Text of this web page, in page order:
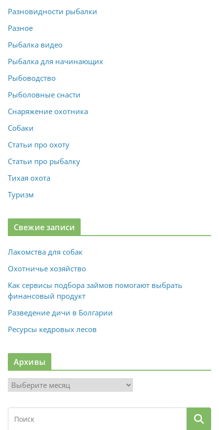
Разновидности рыбалки
Разное
Рыбалка видео
Рыбалка для начинающих
Рыбоводство
Рыболовные снасти
Снаряжение охотника
Собаки
Статьи про охоту
Статьи про рыбалку
Тихая охота
Туризм
Свежие записи
Лакомства для собак
Охотничье хозяйство
Как сервисы подбора займов помогают выбрать
финансовый продукт
Разведение дичи в Болгарии
Ресурсы кедровых лесов
Архивы
р
х